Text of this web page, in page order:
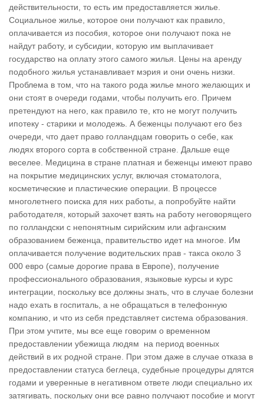
действительности, то есть им предоставляется жилье.
Социальное жилье, которое они получают как правило,
оплачивается из пособия, которое они получают пока не
найдут работу, и субсидии, которую им выплачивает
государство на оплату этого самого жилья. Цены на аренду
подобного жилья устанавливает мэрия и они очень низки.
Проблема в том, что на такого рода жилье много желающих и
они стоят в очереди годами, чтобы получить его. Причем
претендуют на него, как правило те, кто не могут получить
ипотеку - старики и молодежь. А беженцы получают его без
очереди, что дает право голландцам говорить о себе, как
людях второго сорта в собственной стране. Дальше еще
веселее. Медицина в стране платная и беженцы имеют право
на покрытие медицинских услуг, включая стоматолога,
косметические и пластические операции. В процессе
многолетнего поиска для них работы, а попробуйте найти
работодателя, который захочет взять на работу неговорящего
по голландски с непонятным сирийским или афганским
образованием беженца, правительство идет на многое. Им
оплачивается получение водительских прав - такса около 3
000 евро (самые дорогие права в Европе), получение
профессионального образования, языковые курсы и курс
интеграции, поскольку все должны знать, что в случае болезни
надо ехать в госпиталь, а не обращаться в телефонную
компанию, и что из себя представляет система образования.
При этом учтите, мы все еще говорим о временном
предоставлении убежища людям на период военных
действий в их родной стране. При этом даже в случае отказа в
предоставлении статуса беглеца, судебные процедуры длятся
годами и уверенные в негативном ответе люди специально их
затягивать, поскольку они все равно получают пособие и могут